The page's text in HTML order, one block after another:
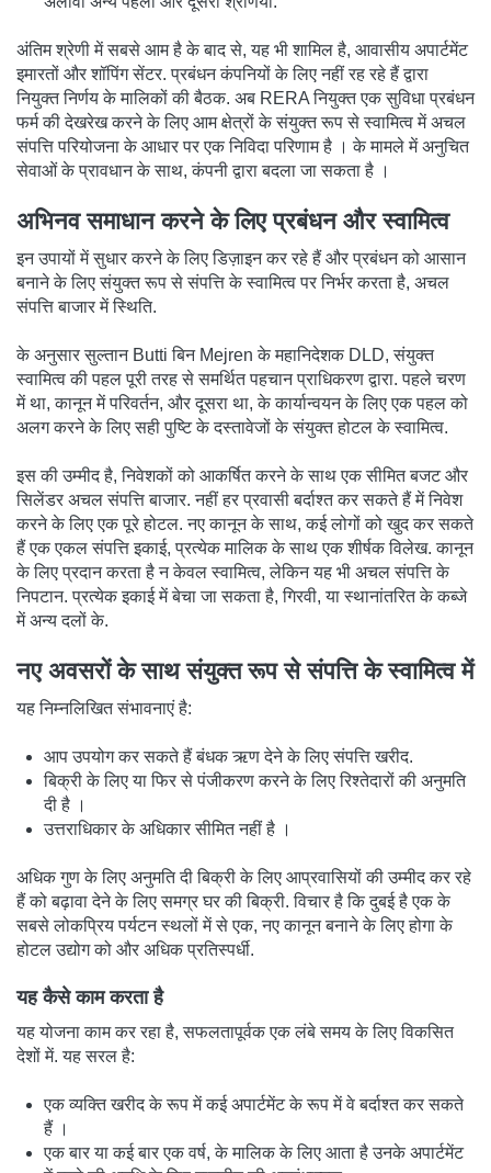
अंतिम श्रेणी में सबसे आम है के बाद से, यह भी शामिल है, आवासीय अपार्टमेंट
इमारतों और शॉपिंग सेंटर. प्रबंधन कंपनियों के लिए नहीं रह रहे हैं द्वारा
नियुक्त निर्णय के मालिकों की बैठक. अब RERA नियुक्त एक सुविधा प्रबंधन
फर्म की देखरेख करने के लिए आम क्षेत्रों के संयुक्त रूप से स्वामित्व में अचल
संपत्ति परियोजना के आधार पर एक निविदा परिणाम है । के मामले में अनुचित
सेवाओं के प्रावधान के साथ, कंपनी द्वारा बदला जा सकता है ।
अभिनव समाधान करने के लिए प्रबंधन और स्वामित्व
इन उपायों में सुधार करने के लिए डिज़ाइन कर रहे हैं और प्रबंधन को आसान
बनाने के लिए संयुक्त रूप से संपत्ति के स्वामित्व पर निर्भर करता है, अचल
संपत्ति बाजार में स्थिति.
के अनुसार सुल्तान Butti बिन Mejren के महानिदेशक DLD, संयुक्त
स्वामित्व की पहल पूरी तरह से समर्थित पहचान प्राधिकरण द्वारा. पहले चरण
में था, कानून में परिवर्तन, और दूसरा था, के कार्यान्वयन के लिए एक पहल को
अलग करने के लिए सही पुष्टि के दस्तावेजों के संयुक्त होटल के स्वामित्व.
इस की उम्मीद है, निवेशकों को आकर्षित करने के साथ एक सीमित बजट और
सिलेंडर अचल संपत्ति बाजार. नहीं हर प्रवासी बर्दाश्त कर सकते हैं में निवेश
करने के लिए एक पूरे होटल. नए कानून के साथ, कई लोगों को खुद कर सकते
हैं एक एकल संपत्ति इकाई, प्रत्येक मालिक के साथ एक शीर्षक विलेख. कानून
के लिए प्रदान करता है न केवल स्वामित्व, लेकिन यह भी अचल संपत्ति के
निपटान. प्रत्येक इकाई में बेचा जा सकता है, गिरवी, या स्थानांतरित के कब्जे
में अन्य दलों के.
नए अवसरों के साथ संयुक्त रूप से संपत्ति के स्वामित्व में
यह निम्नलिखित संभावनाएं है:
आप उपयोग कर सकते हैं बंधक ऋण देने के लिए संपत्ति खरीद.
बिक्री के लिए या फिर से पंजीकरण करने के लिए रिश्तेदारों की अनुमति
दी है ।
उत्तराधिकार के अधिकार सीमित नहीं है ।
अधिक गुण के लिए अनुमति दी बिक्री के लिए आप्रवासियों की उम्मीद कर रहे
हैं को बढ़ावा देने के लिए समग्र घर की बिक्री. विचार है कि दुबई है एक के
सबसे लोकप्रिय पर्यटन स्थलों में से एक, नए कानून बनाने के लिए होगा के
होटल उद्योग को और अधिक प्रतिस्पर्धी.
यह कैसे काम करता है
यह योजना काम कर रहा है, सफलतापूर्वक एक लंबे समय के लिए विकसित
देशों में. यह सरल है:
एक व्यक्ति खरीद के रूप में कई अपार्टमेंट के रूप में वे बर्दाश्त कर सकते
हैं ।
एक बार या कई बार एक वर्ष, के मालिक के लिए आता है उनके अपार्टमेंट